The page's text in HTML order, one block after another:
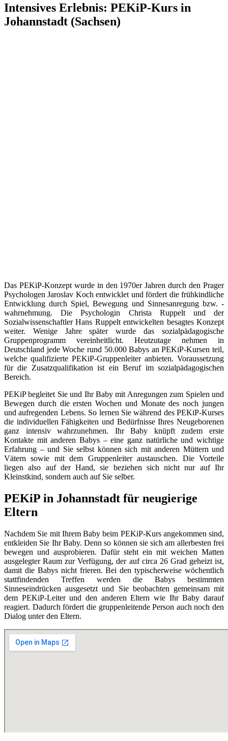
Intensives Erlebnis: PEKiP-Kurs in
Johannstadt (Sachsen)
Das PEKiP-Konzept wurde in den 1970er Jahren durch den Prager
Psychologen Jaroslav Koch entwicklet und fördert die frühkindliche
Entwicklung durch Spiel, Bewegung und Sinnesanregung bzw. -
wahrnehmung. Die Psychologin Christa Ruppelt und der
Sozialwissenschaftler Hans Ruppelt entwickelten besagtes Konzept
weiter. Wenige Jahre später wurde das sozialpädagogische
Gruppenprogramm vereinheitlicht. Heutzutage nehmen in
Deutschland jede Woche rund 50.000 Babys an PEKiP-Kursen teil,
welche qualifizierte PEKiP-Gruppenleiter anbieten. Voraussetzung
für die Zusatzqualifikation ist ein Beruf im sozialpädagogischen
Bereich.
PEKiP begleitet Sie und Ihr Baby mit Anregungen zum Spielen und
Bewegen durch die ersten Wochen und Monate des noch jungen
und aufregenden Lebens. So lernen Sie während des PEKiP-Kurses
die individuellen Fähigkeiten und Bedürfnisse Ihres Neugeborenen
ganz intensiv wahrzunehmen. Ihr Baby knüpft zudem erste
Kontakte mit anderen Babys – eine ganz natürliche und wichtige
Erfahrung – und Sie selbst können sich mit anderen Müttern und
Vätern sowie mit dem Gruppenleiter austauschen. Die Vorteile
liegen also auf der Hand, sie beziehen sich nicht nur auf Ihr
Kleinstkind, sondern auch auf Sie selber.
PEKiP in Johannstadt für neugierige
Eltern
Nachdem Sie mit Ihrem Baby beim PEKiP-Kurs angekommen sind,
entkleiden Sie Ihr Baby. Denn so können sie sich am allerbesten frei
bewegen und ausprobieren. Dafür steht ein mit weichen Matten
ausgelegter Raum zur Verfügung, der auf circa 26 Grad geheizt ist,
damit die Babys nicht frieren. Bei den typischerweise wöchentlich
stattfindenden Treffen werden die Babys bestimmten
Sinneseindrücken ausgesetzt und Sie beobachten gemeinsam mit
dem PEKiP-Leiter und den anderen Eltern wie Ihr Baby darauf
reagiert. Dadurch fördert die gruppenleitende Person auch noch den
Dialog unter den Eltern.